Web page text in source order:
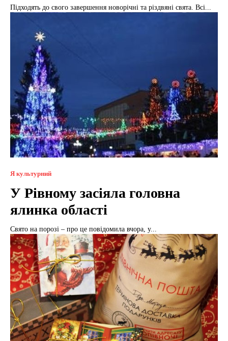
Підходять до свого завершення новорічні та різдвяні свята. Всі...
Я культурний
У Рівному засіяла головна
ялинка області
Свято на порозі – про це повідомила вчора, у...